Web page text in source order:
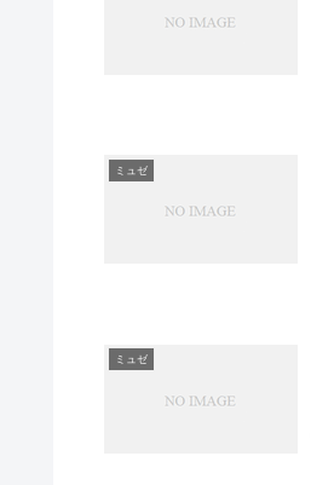
ミュゼ
ミュゼ